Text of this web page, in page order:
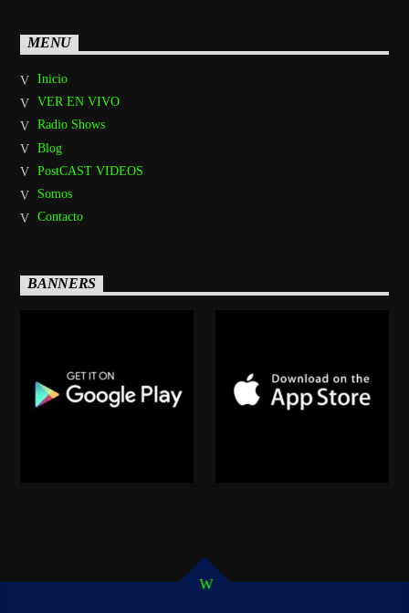
MENU
Inicio
VER EN VIVO
Radio Shows
Blog
PostCAST VIDEOS
Somos
Contacto
BANNERS